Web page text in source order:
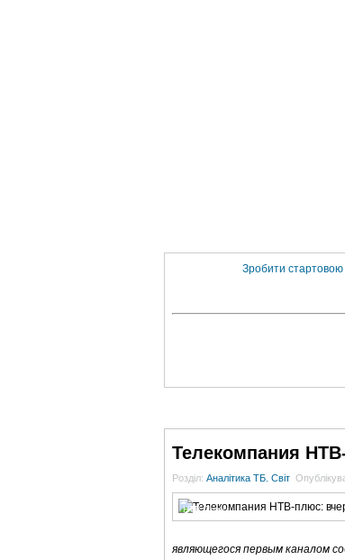
Зробити стартовою
Телекомпания
Розділ: Аналітика ТБ. Світ
НТВ Плюс
являющегося первым каналом